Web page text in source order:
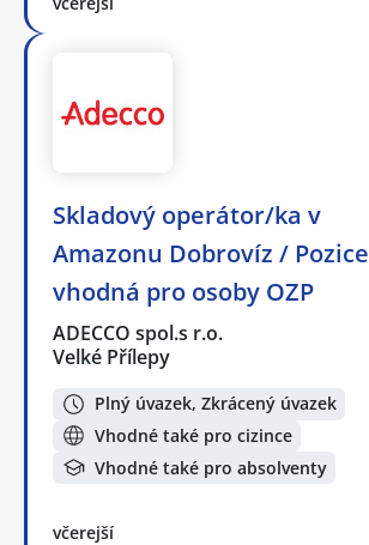
Skladový operátor/ka v
Amazonu Dobrovíz / Pozice
vhodná pro osoby OZP
ADECCO spol.s r.o.
Velké Přílepy
Plný úvazek, Zkrácený úvazek
Vhodné také pro cizince
Vhodné také pro absolventy
včerejší